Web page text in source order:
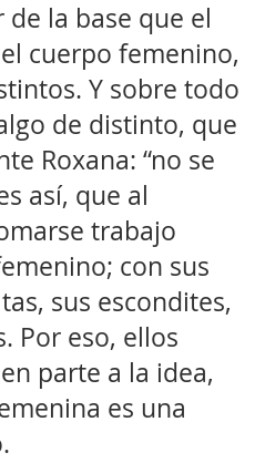
la base que el
cuerpo femenino,
Y sobre todo
de distinto, que
Roxana: “no se
así, que al
trabajo
con sus
sus escondites,
Por eso, ellos
parte a la idea,
es una